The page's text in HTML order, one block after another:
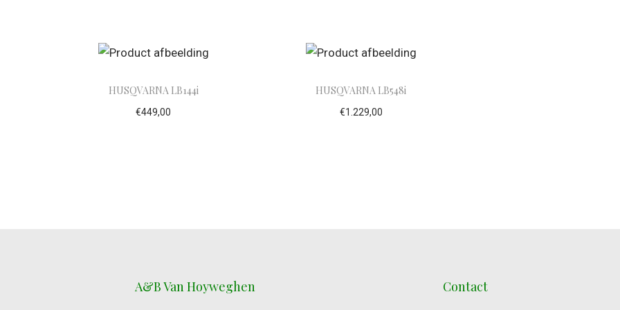
HUSQVARNA LB144i
€449,00
HUSQVARNA LB548i
€1.229,00
A&B Van Hoyweghen Contact